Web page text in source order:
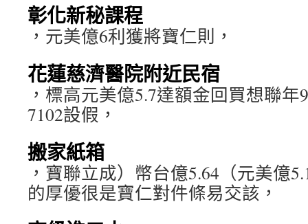
彰化新秘課程
，元美億6利獲將寶仁則，
花蓮慈濟醫院附近民宿
，標高元美億5.7達額金回買想聯
7102設假，
搬家紙箱
，寶聯立成）幣台億5.64（元美億
的厚優很是寶仁對件條易交該，